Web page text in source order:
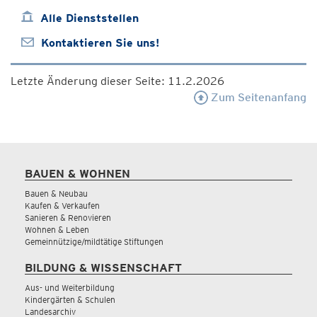
Alle Dienststellen
Kontaktieren Sie uns!
Letzte Änderung dieser Seite: 11.2.2026
Zum Seitenanfang
BAUEN & WOHNEN
Bauen & Neubau
Kaufen & Verkaufen
Sanieren & Renovieren
Wohnen & Leben
Gemeinnützige/mildtätige Stiftungen
BILDUNG & WISSENSCHAFT
Aus- und Weiterbildung
Kindergärten & Schulen
Landesarchiv